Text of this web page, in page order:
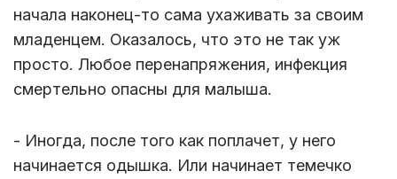
начала наконец-то сама ухаживать за своим
младенцем. Оказалось, что это не так уж
просто. Любое перенапряжения, инфекция
смертельно опасны для малыша.
- Иногда, после того как поплачет, у него
начинается одышка. Или начинает темечко